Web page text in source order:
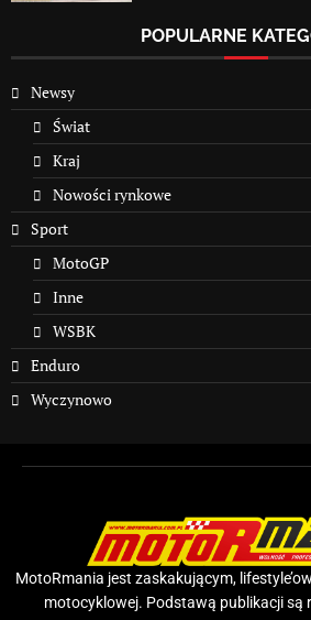
POPULARNE
Newsy
Świat
Kraj
Nowości rynkowe
Sport
MotoGP
Inne
WSBK
Enduro
Wyczynowo
MotoRmania jest zaskakującym,
motocyklowej. Podstawą publikacji są